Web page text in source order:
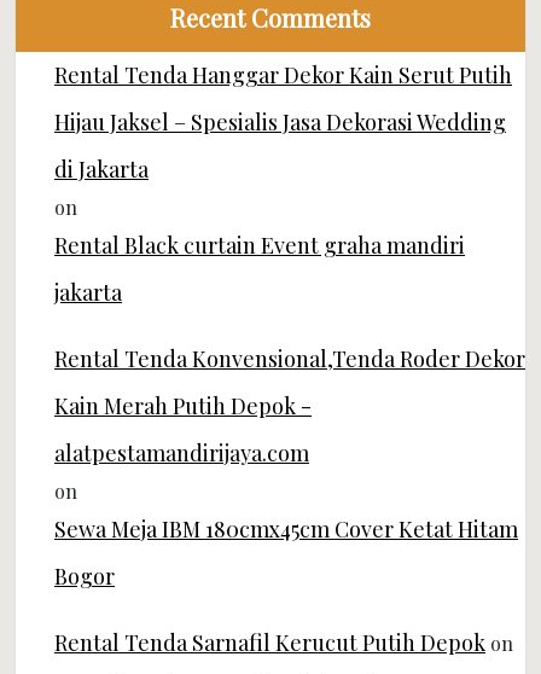
Recent Comments
Rental Tenda Hanggar Dekor Kain Serut Putih
Hijau Jaksel – Spesialis Jasa Dekorasi Wedding
di Jakarta
on
Rental Black curtain Event graha mandiri
jakarta
Rental Tenda Konvensional,Tenda Roder Dekor
Kain Merah Putih Depok -
alatpestamandirijaya.com
on
Sewa Meja IBM 180cmx45cm Cover Ketat Hitam
Bogor
Rental Tenda Sarnafil Kerucut Putih Depok on